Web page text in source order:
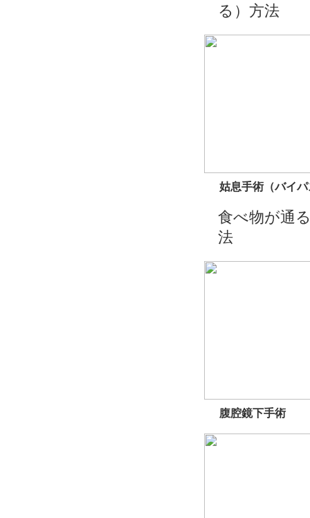
る）方法
姑息手術（バイ
食べ物が通
法
腹腔鏡下手術